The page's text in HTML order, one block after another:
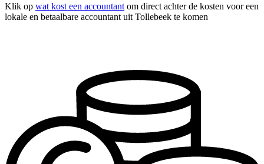
Klik op wat kost een accountant om direct achter de kosten voor een
lokale en betaalbare accountant uit Tollebeek te komen